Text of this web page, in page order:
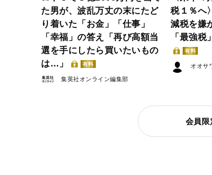
た男が、波乱万丈の末にたど
り着いた「お金」「仕事」
「幸福」の答え「再び高額当
選を手にしたら買いたいもの
は…」
有料
集英社オンライン編集部
税１％へ
減税を嫌
「最強
有料
オオサ
会員限